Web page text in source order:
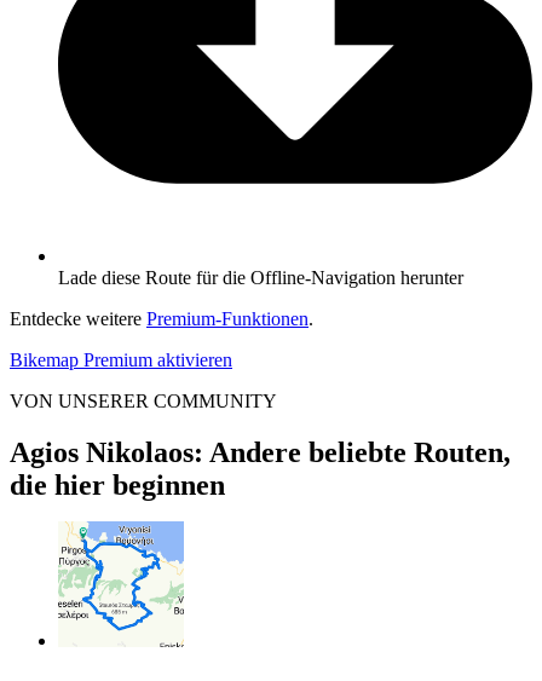
Lade diese Route für die Offline-Navigation herunter
Entdecke weitere Premium-Funktionen.
Bikemap Premium aktivieren
VON UNSERER COMMUNITY
Agios Nikolaos: Andere beliebte Routen,
die hier beginnen